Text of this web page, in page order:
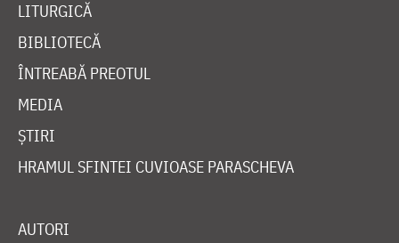
LITURGICĂ
BIBLIOTECĂ
ÎNTREABĂ PREOTUL
MEDIA
ȘTIRI
HRAMUL SFINTEI CUVIOASE PARASCHEVA
AUTORI